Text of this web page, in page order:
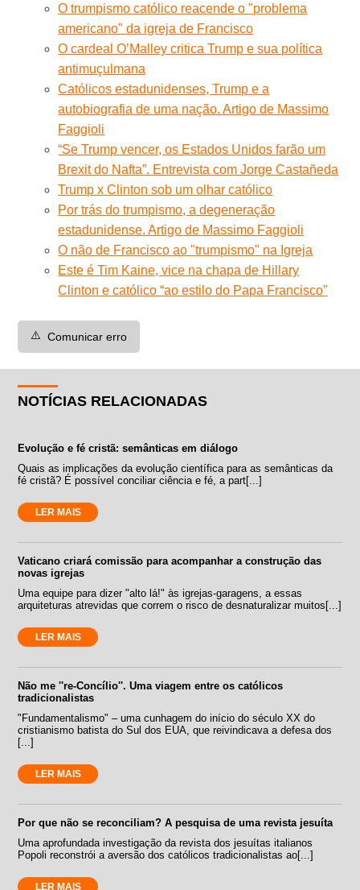
O trumpismo católico reacende o "problema
americano" da igreja de Francisco
O cardeal O’Malley critica Trump e sua política
antimuçulmana
Católicos estadunidenses, Trump e a
autobiografia de uma nação. Artigo de Massimo
Faggioli
“Se Trump vencer, os Estados Unidos farão um
Brexit do Nafta”. Entrevista com Jorge Castañeda
Trump x Clinton sob um olhar católico
Por trás do trumpismo, a degeneração
estadunidense. Artigo de Massimo Faggioli
O não de Francisco ao "trumpismo" na Igreja
Este é Tim Kaine, vice na chapa de Hillary
Clinton e católico “ao estilo do Papa Francisco”
⚠️ Comunicar erro
NOTÍCIAS RELACIONADAS
Evolução e fé cristã: semânticas em diálogo
Quais as implicações da evolução científica para as semânticas da
fé cristã? É possível conciliar ciência e fé, a part[...]
LER MAIS
Vaticano criará comissão para acompanhar a construção das
novas igrejas
Uma equipe para dizer "alto lá!" às igrejas-garagens, a essas
arquiteturas atrevidas que correm o risco de desnaturalizar muitos[...]
LER MAIS
Não me ''re-Concílio''. Uma viagem entre os católicos
tradicionalistas
"Fundamentalismo" – uma cunhagem do início do século XX do
cristianismo batista do Sul dos EUA, que reivindicava a defesa dos
[...]
LER MAIS
Por que não se reconciliam? A pesquisa de uma revista jesuíta
Uma aprofundada investigação da revista dos jesuítas italianos
Popoli reconstrói a aversão dos católicos tradicionalistas ao[...]
LER MAIS